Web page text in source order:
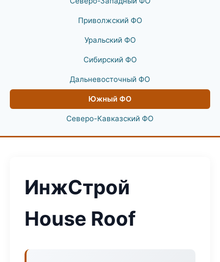
Приволжский ФО
Уральский ФО
Сибирский ФО
Дальневосточный ФО
Южный ФО
Северо-Кавказский ФО
ИнжСтрой
House Roof